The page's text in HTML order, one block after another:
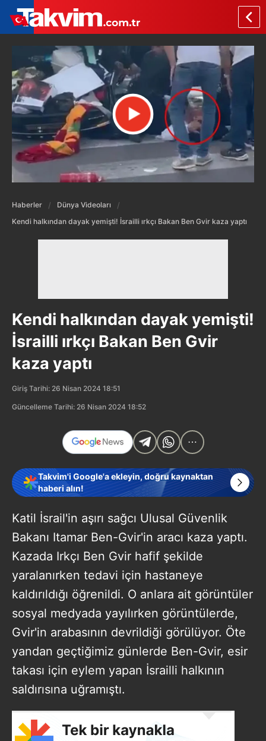
Haberler
Dünya Videoları
Kendi halkından dayak yemişti! İsrailli ırkçı Bakan Ben Gvir kaza yaptı
Kendi halkından dayak yemişti!
İsrailli ırkçı Bakan Ben Gvir
kaza yaptı
Giriş Tarihi: 26 Nisan 2024 18:51
Güncelleme Tarihi: 26 Nisan 2024 18:52
Takvim'i Google'a ekleyin, doğru kaynaktan
haberi alın!
Katil İsrail'in aşırı sağcı Ulusal Güvenlik
Bakanı Itamar Ben-Gvir'in aracı kaza yaptı.
Kazada Irkçı Ben Gvir hafif şekilde
yaralanırken tedavi için hastaneye
kaldırıldığı öğrenildi. O anlara ait görüntüler
sosyal medyada yayılırken görüntülerde,
Gvir'in arabasının devrildiği görülüyor. Öte
yandan geçtiğimiz günlerde Ben-Gvir, esir
takası için eylem yapan İsrailli halkının
saldırısına uğramıştı.